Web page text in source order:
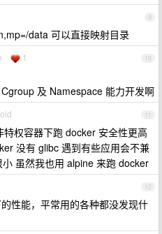
9
data 可以直接映射目录
10
1
及 Namespace 能力开发啊
11
特权容器下跑 docker 安全性更高
没有 glibc 遇到有些应用会不兼
虽然我也用 alpine 来跑 docker
12
性能，平常用的各种都没发现什